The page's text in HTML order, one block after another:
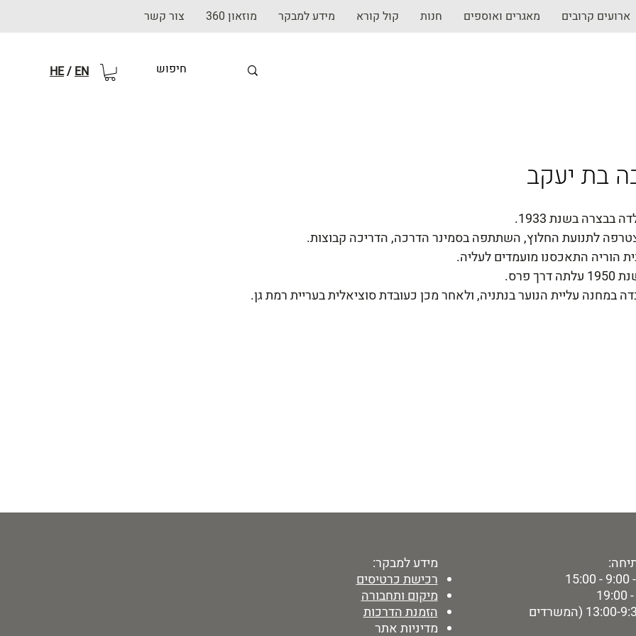
ארועים קרובים מאגרים ואוספים חנות קול קורא מידע למבקר מוזאון 360 צור קשר
HE/EN
בת יעקב
בבצרה בשנת 1933.
לתנועת החלוץ, השתתפה בסמינר הדרכה, הדריכה קבוצות.
הוריה התאכסנו מועמדים לעליה.
דרך פרס.
במחנה עליית הנוער בנתניה, ולאחר מכן כעובדת סוציאלית בעריית רמת גן.
מידע למבקר:
רכישת כרטיסים
מיקום ותחבורה
הזמנת הדרכות
מדיניות אתר
ימי ו' - 13:00-9:30 (המשרדים